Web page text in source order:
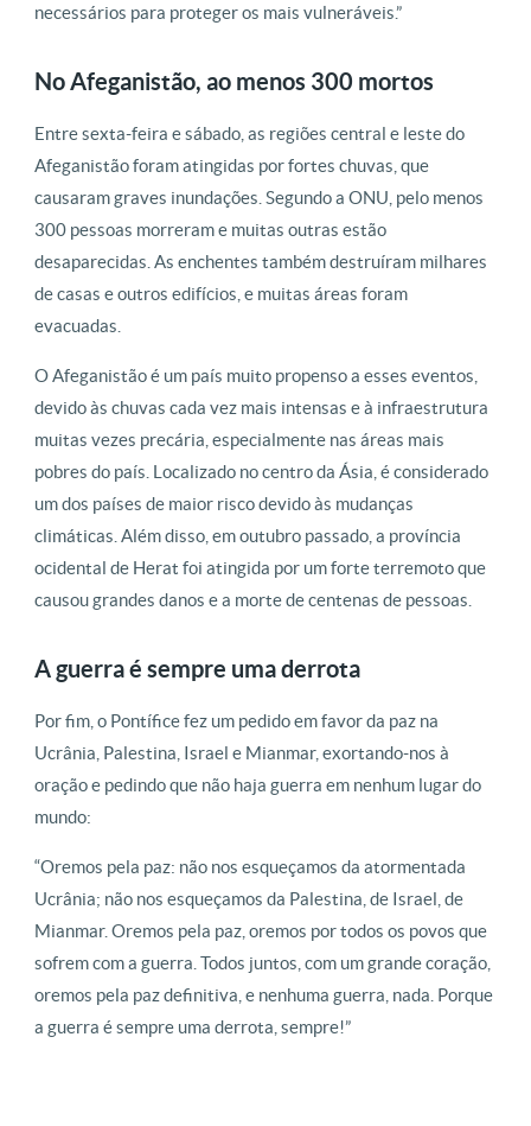
necessários para proteger os mais vulneráveis.”
No Afeganistão, ao menos 300 mortos
Entre sexta-feira e sábado, as regiões central e leste do
Afeganistão foram atingidas por fortes chuvas, que
causaram graves inundações. Segundo a ONU, pelo menos
300 pessoas morreram e muitas outras estão
desaparecidas. As enchentes também destruíram milhares
de casas e outros edifícios, e muitas áreas foram
evacuadas.
O Afeganistão é um país muito propenso a esses eventos,
devido às chuvas cada vez mais intensas e à infraestrutura
muitas vezes precária, especialmente nas áreas mais
pobres do país. Localizado no centro da Ásia, é considerado
um dos países de maior risco devido às mudanças
climáticas. Além disso, em outubro passado, a província
ocidental de Herat foi atingida por um forte terremoto que
causou grandes danos e a morte de centenas de pessoas.
A guerra é sempre uma derrota
Por fim, o Pontífice fez um pedido em favor da paz na
Ucrânia, Palestina, Israel e Mianmar, exortando-nos à
oração e pedindo que não haja guerra em nenhum lugar do
mundo:
“Oremos pela paz: não nos esqueçamos da atormentada
Ucrânia; não nos esqueçamos da Palestina, de Israel, de
Mianmar. Oremos pela paz, oremos por todos os povos que
sofrem com a guerra. Todos juntos, com um grande coração,
oremos pela paz definitiva, e nenhuma guerra, nada. Porque
a guerra é sempre uma derrota, sempre!”